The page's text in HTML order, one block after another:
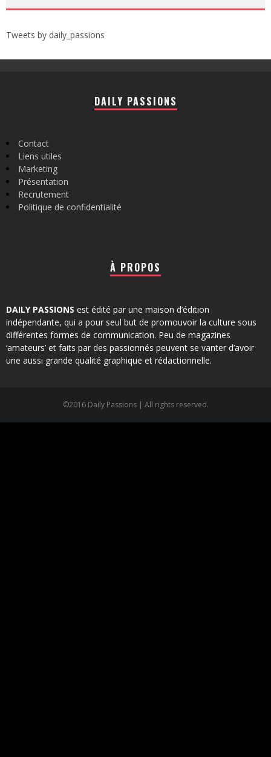
Tweets by daily_passions
DAILY PASSIONS
Contact
Liens utiles
Marketing
Présentation
Recrutement
Politique de confidentialité
À PROPOS
DAILY PASSIONS est édité par une maison d’édition
indépendante, qui a pour seul but de promouvoir la culture sous
différentes formes de communication. Peu de magazines
‘amateurs’ et faits par des passionnés peuvent se vanter d’avoir
une aussi grande qualité graphique et rédactionnelle.
©2016 Daily Passions | All rights reserved.